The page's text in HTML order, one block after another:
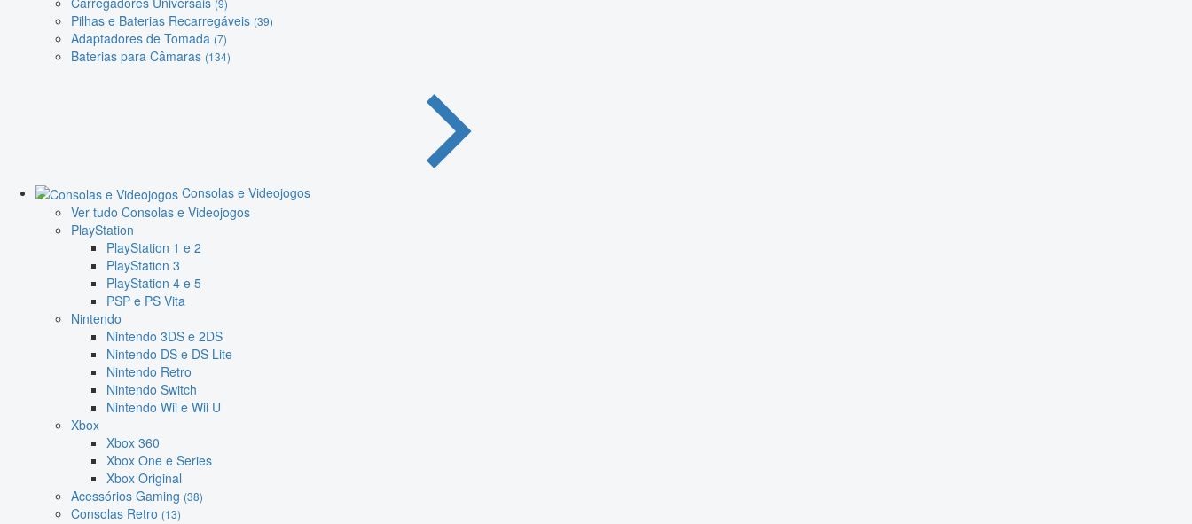
(9)
Pilhas e Baterias Recarregáveis (39)
Adaptadores de Tomada (7)
Baterias para Câmaras (134)
Consolas e Videojogos
Ver tudo Consolas e Videojogos
PlayStation
PlayStation 1 e 2
PlayStation 3
PlayStation 4 e 5
PSP e PS Vita
Nintendo
Nintendo 3DS e 2DS
Nintendo DS e DS Lite
Nintendo Retro
Nintendo Switch
Nintendo Wii e Wii U
Xbox
Xbox 360
Xbox One e Series
Xbox Original
Acessórios Gaming (38)
Consolas Retro (13)